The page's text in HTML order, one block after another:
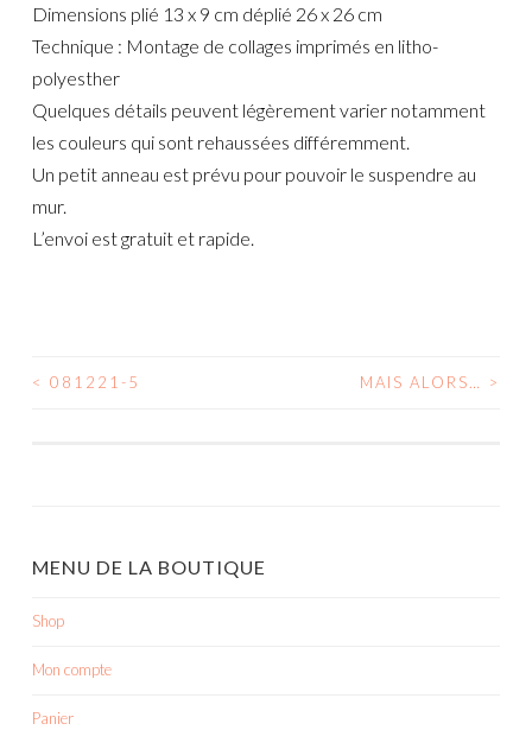
Dimensions plié 13 x 9 cm déplié 26 x 26 cm
Technique : Montage de collages imprimés en litho-
polyesther
Quelques détails peuvent légèrement varier notamment
les couleurs qui sont rehaussées différemment.
Un petit anneau est prévu pour pouvoir le suspendre au
mur.
L’envoi est gratuit et rapide.
NAVIGATION
< 081221-5 MAIS ALORS… >
MENU DE LA BOUTIQUE
Shop
Mon compte
Panier